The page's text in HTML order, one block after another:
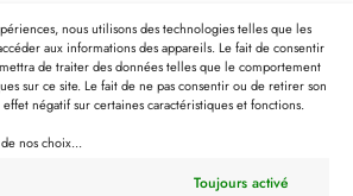
nous utilisons des technologies telles que les
aux informations des appareils. Le fait de consentir
de traiter des données telles que le comportement
sur ce site. Le fait de ne pas consentir ou de retirer son
négatif sur certaines caractéristiques et fonctions.
nos choix...
Toujours activé